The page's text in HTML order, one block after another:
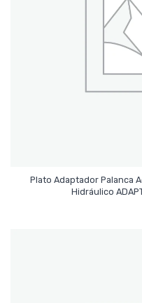
Plato Adaptador Palanca
Hidráulico